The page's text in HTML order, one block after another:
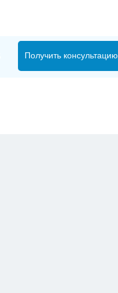
Получить консультацию